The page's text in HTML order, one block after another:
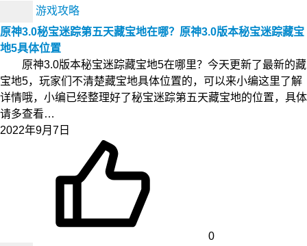
游戏攻略
原神3.0秘宝迷踪第五天藏宝地在哪？原神3.0版本秘宝迷踪藏宝
地5具体位置
原神3.0版本秘宝迷踪藏宝地5在哪里？今天更新了最新的藏
宝地5，玩家们不清楚藏宝地具体位置的，可以来小编这里了解
详情哦，小编已经整理好了秘宝迷踪第五天藏宝地的位置，具体
请多查看…
2022年9月7日
0